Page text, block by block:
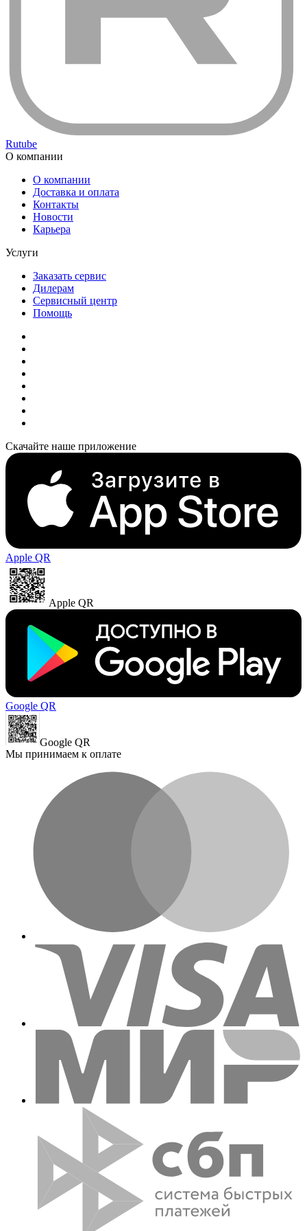
Rutube
О компании
О компании
Доставка и оплата
Контакты
Новости
Карьера
Услуги
Заказать сервис
Дилерам
Сервисный центр
Помощь
Скачайте наше приложение
Apple QR
Apple QR
Google QR
Google QR
Мы принимаем к оплате